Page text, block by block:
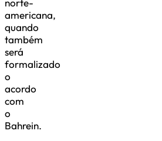
norte-
americana,
quando
também
será
formalizado
o
acordo
com
o
Bahrein.